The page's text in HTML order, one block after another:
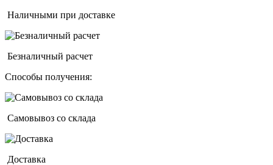
Наличными при доставке
Безналичный расчет
Способы получения:
Самовывоз со склада
Доставка